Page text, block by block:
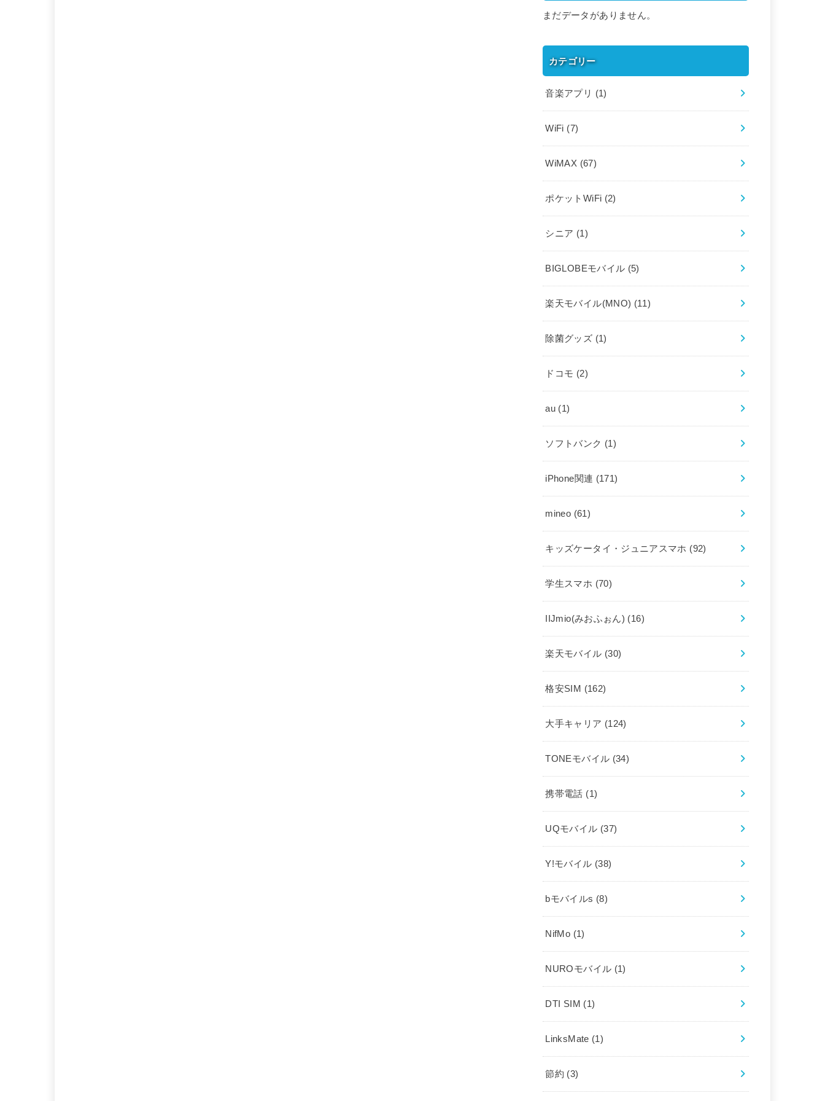
まだデータがありません。
カテゴリー
音楽アプリ (1)
WiFi (7)
WiMAX (67)
ポケットWiFi (2)
シニア (1)
BIGLOBEモバイル (5)
楽天モバイル(MNO) (11)
除菌グッズ (1)
ドコモ (2)
au (1)
ソフトバンク (1)
iPhone関連 (171)
mineo (61)
キッズケータイ・ジュニアスマホ (92)
学生スマホ (70)
IIJmio(みおふぉん) (16)
楽天モバイル (30)
格安SIM (162)
大手キャリア (124)
TONEモバイル (34)
携帯電話 (1)
UQモバイル (37)
Y!モバイル (38)
bモバイルs (8)
NifMo (1)
NUROモバイル (1)
DTI SIM (1)
LinksMate (1)
節約 (3)